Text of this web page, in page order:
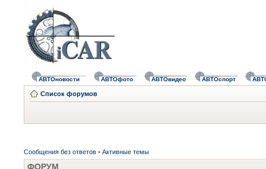
АВТОновости АВТОфото АВТОвидео АВТОспорт
Список форумов
Сообщения без ответов • Активные темы
ФОРУМ